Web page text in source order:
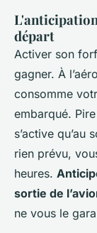
départ
Activer son
gagner. À
consomme
embarqué.
s’active qu’au
rien prévu,
heures.
sortie de
ne vous le